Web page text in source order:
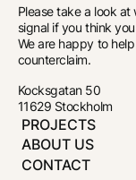
the
front
page
Please take a look
signal if you think
We are happy to
counterclaim.
Kocksgatan 50
11629 Stockholm
PROJECTS
ABOUT US
CONTACT